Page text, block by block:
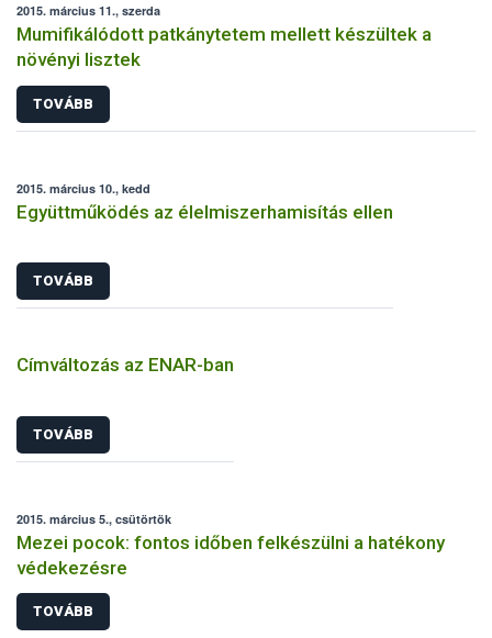
2015. március 11., szerda
Mumifikálódott patkánytetem mellett készültek a
növényi lisztek
TOVÁBB
2015. március 10., kedd
Együttműködés az élelmiszerhamisítás ellen
TOVÁBB
Címváltozás az ENAR-ban
TOVÁBB
2015. március 5., csütörtök
Mezei pocok: fontos időben felkészülni a hatékony
védekezésre
TOVÁBB